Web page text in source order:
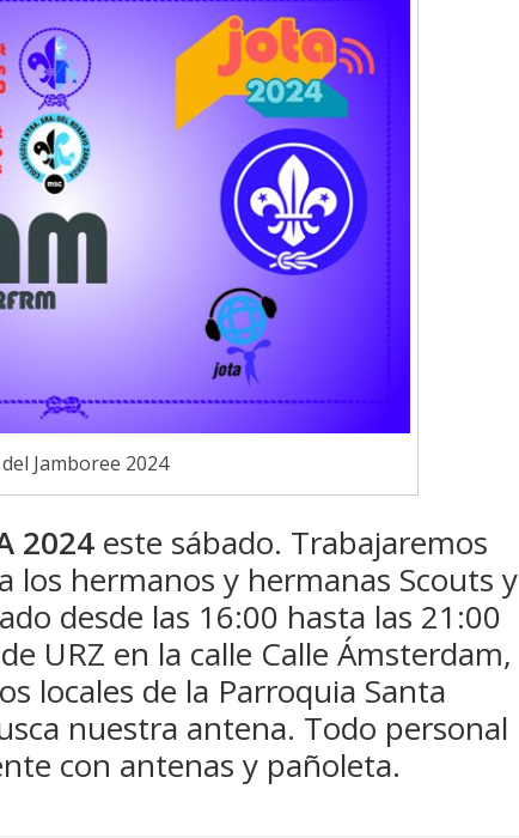
Jamboree 2024
2024 este sábado. Trabajaremos
los hermanos y hermanas Scouts y
desde las 16:00 hasta las 21:00
URZ en la calle Calle Ámsterdam,
locales de la Parroquia Santa
nuestra antena. Todo personal
con antenas y pañoleta.